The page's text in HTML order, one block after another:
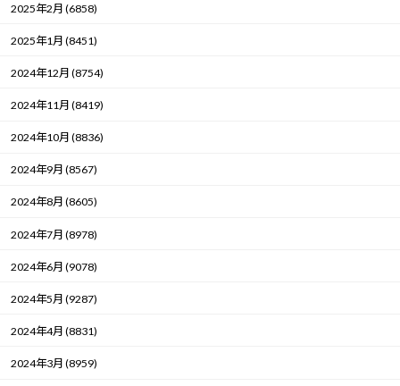
2025年2月 (6858)
2025年1月 (8451)
2024年12月 (8754)
2024年11月 (8419)
2024年10月 (8836)
2024年9月 (8567)
2024年8月 (8605)
2024年7月 (8978)
2024年6月 (9078)
2024年5月 (9287)
2024年4月 (8831)
2024年3月 (8959)